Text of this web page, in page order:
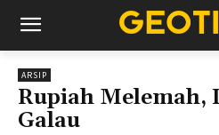
ARSIP
Rupiah Melemah,
Galau